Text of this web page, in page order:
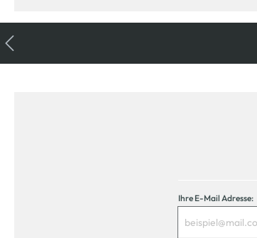
Ihre E-Mail Adresse: